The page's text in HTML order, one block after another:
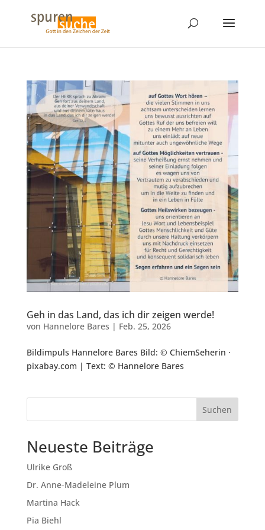
Geh in das Land, das ich dir zeigen werde!
von Hannelore Bares | Feb. 25, 2026
Bildimpuls Hannelore Bares Bild: © ChiemSeherin ·
pixabay.com | Text: © Hannelore Bares
Suchen
Neueste Beiträge
Ulrike Groß
Dr. Anne-Madeleine Plum
Martina Hack
Pia Biehl